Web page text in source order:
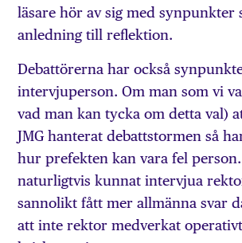
läsare hör av sig med synpunkter
anledning till reflektion.
Debattörerna har också
intervjuperson. Om man som vi
vad man kan tycka om detta val)
JMG hanterat debattstormen så
hur prefekten kan vara fel
naturligtvis kunnat intervjua
sannolikt fått mer allmänna svar
att inte rektor medverkat